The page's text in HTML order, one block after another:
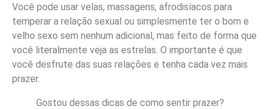
Você pode usar velas, massagens, afrodisíacos para
temperar a relação sexual ou simplesmente ter o bom e
velho sexo sem nenhum adicional, mas feito de forma que
você literalmente veja as estrelas. O importante é que
você desfrute das suas relações e tenha cada vez mais
prazer.
Gostou dessas dicas de como sentir prazer?